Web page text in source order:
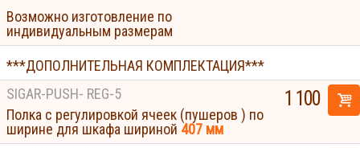
Возможно изготовление по
индивидуальным размерам
***ДОПОЛНИТЕЛЬНАЯ КОМПЛЕКТАЦИЯ***
SIGAR-PUSH- REG-5
Полка с регулировкой ячеек (пушеров ) по
ширине для шкафа шириной 407 мм
1 100